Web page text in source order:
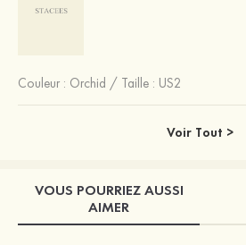
Couleur : Orchid / Taille : US2
Voir Tout >
VOUS POURRIEZ AUSSI
AIMER